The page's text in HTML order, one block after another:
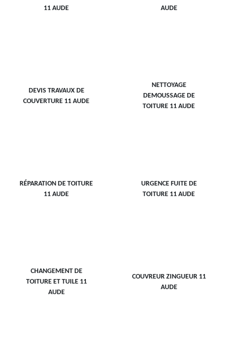
11 AUDE
AUDE
DEVIS TRAVAUX DE
COUVERTURE 11 AUDE
NETTOYAGE
DEMOUSSAGE DE
TOITURE 11 AUDE
RÉPARATION DE TOITURE
11 AUDE
URGENCE FUITE DE
TOITURE 11 AUDE
CHANGEMENT DE
TOITURE ET TUILE 11
AUDE
COUVREUR ZINGUEUR 11
AUDE